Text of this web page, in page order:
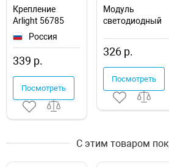
Крепление
Arlight 56785
Россия
339 р.
Посмотреть
Модуль
светодиодный
326 р.
Посмотреть
С этим товаром